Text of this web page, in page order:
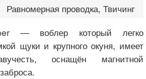
Равномерная проводка, Твичинг
— воблер который легко
щуки и крупного окуня, имеет
оснащён магнитной